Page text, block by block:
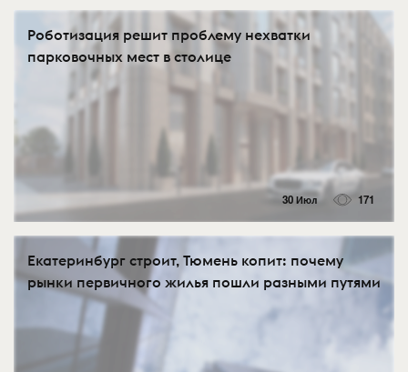
Роботизация решит проблему нехватки
парковочных мест в столице
30 Июл 171
Екатеринбург строит, Тюмень копит: почему
рынки первичного жилья пошли разными путями